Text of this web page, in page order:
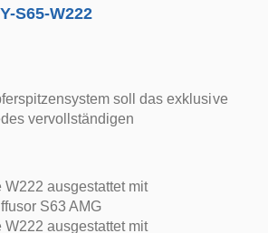
S65-W222
soll das exklusive
vervollständigen
W222 ausgestattet mit
S63 AMG
W222 ausgestattet mit